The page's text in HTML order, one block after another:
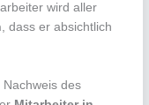
wird aller
, dass er absichtlich
des